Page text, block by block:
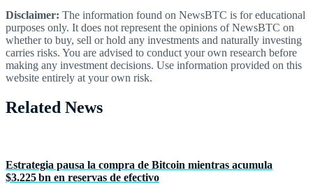
Disclaimer: The information found on NewsBTC is for educational
purposes only. It does not represent the opinions of NewsBTC on
whether to buy, sell or hold any investments and naturally investing
carries risks. You are advised to conduct your own research before
making any investment decisions. Use information provided on this
website entirely at your own risk.
Related News
Estrategia pausa la compra de Bitcoin mientras acumula
$3.225 bn en reservas de efectivo